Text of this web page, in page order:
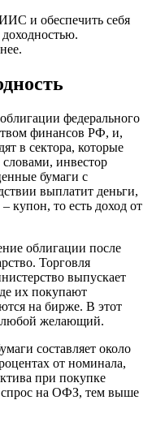
и обеспечить себя
федерального
финансов РФ, и,
в сектора, которые
инвестор
бумаги с
выплатит деньги,
купон, то есть доход от
облигации после
Торговля
выпускает
их покупают
на бирже. В этот
желающий.
составляет около
от номинала,
при покупке
спрос на ОФЗ, тем выше